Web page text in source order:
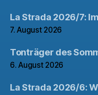
La Strada 2026/7:
7. August 2026
Tonträger des
6. August 2026
La Strada 2026/6: